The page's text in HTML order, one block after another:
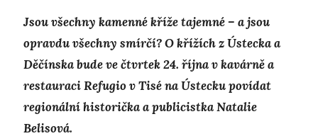
Jsou všechny kamenné kříže tajemné – a jsou
opravdu všechny smírčí? O křížích z Ústecka a
Děčínska bude ve čtvrtek 24. října v kavárně a
restauraci Refugio v Tisé na Ústecku povídat
regionální historička a publicistka Natalie
Belisová.